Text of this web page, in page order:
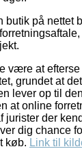
butik på nettet
være at
grundet at
lever op til
at online
jurister der
dig chance
køb. Link til